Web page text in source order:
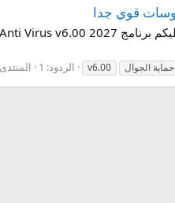
حماية الجوال v6.00 الردود: 1